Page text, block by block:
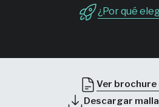
¿Por qué
Ver brochure
Descargar